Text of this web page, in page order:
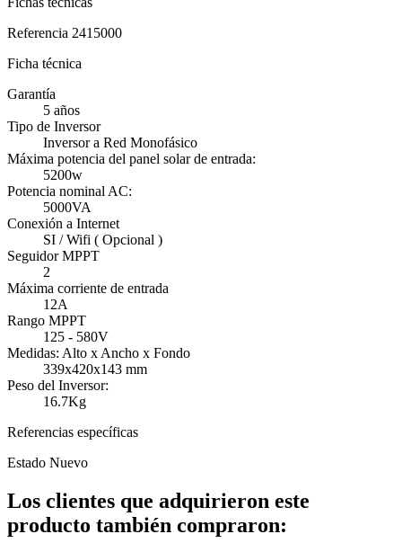
Referencia 2415000
Ficha técnica
Garantía
5 años
Tipo de Inversor
Inversor a Red Monofásico
Máxima potencia del panel solar de entrada:
5200w
Potencia nominal AC:
5000VA
Conexión a Internet
SI / Wifi ( Opcional )
Seguidor MPPT
2
Máxima corriente de entrada
12A
Rango MPPT
125 - 580V
Medidas: Alto x Ancho x Fondo
339x420x143 mm
Peso del Inversor:
16.7Kg
Referencias específicas
Estado Nuevo
Los clientes que adquirieron este
producto también compraron: